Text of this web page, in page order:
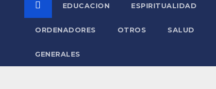
EDUCACION ESPIRITUALIDAD
ORDENADORES OTROS SALUD
GENERALES